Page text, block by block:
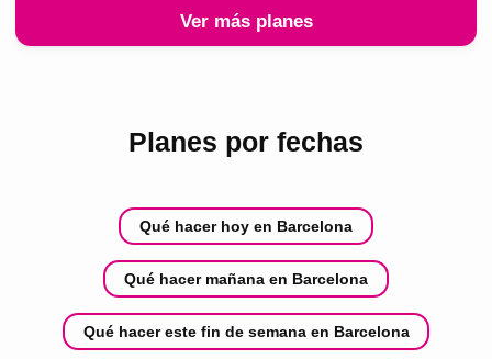
Ver más planes
Planes por fechas
Qué hacer hoy en Barcelona
Qué hacer mañana en Barcelona
Qué hacer este fin de semana en Barcelona